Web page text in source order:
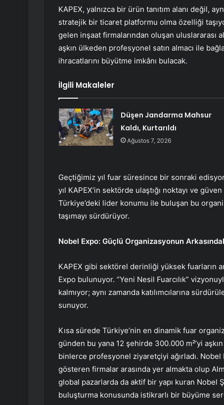
KAPEX, yalnızca bir ürün tanıtım alanı değil,
stratejik bir ticaret platformu olma özelliği
gelen inşaat firmalarından oluşan uluslararası
aşkın ülkeden profesyonel satın almacı ile
ihracatlarını büyütme imkânı bulacak.
İlgili Makaleler
Düşen Jandarma Mahsur
Kaldı, Kurtarıldı
Ağustos 7, 2026
Geçtiğimiz yıl fuar süresince bir sonraki
yıl KAPEX’in sektörde ulaştığı noktayı ve
Türkiye’deki lider konumu ile buluşan bu
taşımayı sürdürüyor.
Nobel Expo: Güçlü Organizasyonun
KAPEX gibi sektörel derinliği yüksek fuarların
Expo bulunuyor. “Yeni Nesil Fuarcılık”
kalmıyor; aynı zamanda katılımcılarına
sunuyor.
Kısa sürede Türkiye’nin en dinamik fuar
günden bu yana 12 şehirde 300.000 m²’yi aşkın
binlerce profesyonel ziyaretçiyi ağırladı.
gösteren firmalar arasında yer almakta olup
global pazarlarda da aktif bir yapı kuran
buluşturma konusunda istikrarlı bir büyüme